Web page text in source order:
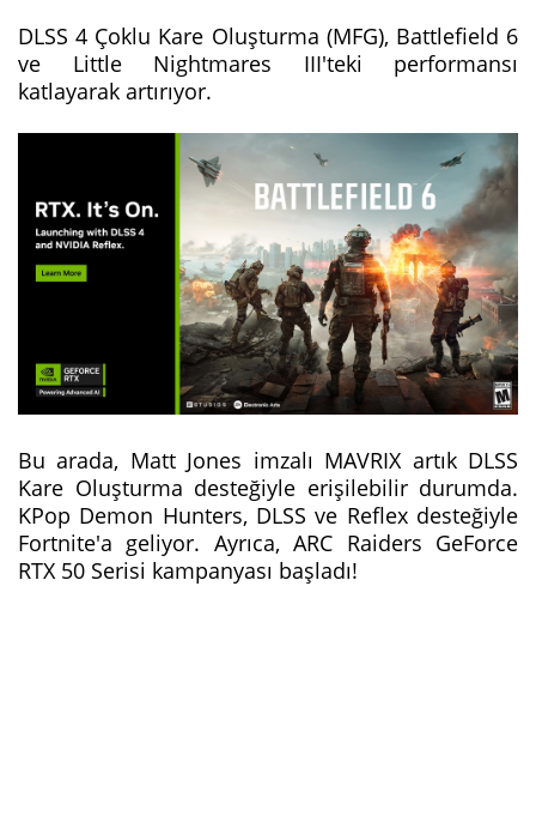
DLSS 4 Çoklu Kare Oluşturma (MFG), Battlefield 6
ve Little Nightmares III'teki performansı
katlayarak artırıyor.
Bu arada, Matt Jones imzalı MAVRIX artık DLSS
Kare Oluşturma desteğiyle erişilebilir durumda.
KPop Demon Hunters, DLSS ve Reflex desteğiyle
Fortnite'a geliyor. Ayrıca, ARC Raiders GeForce
RTX 50 Serisi kampanyası başladı!